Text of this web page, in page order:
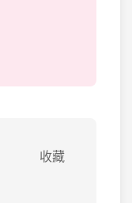
收藏